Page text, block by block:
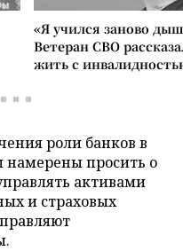
«Я учился заново
Ветеран СВО
жить с
роли банков в
намерены просить о
активами
и страховых